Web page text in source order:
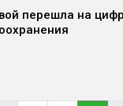
перешла на